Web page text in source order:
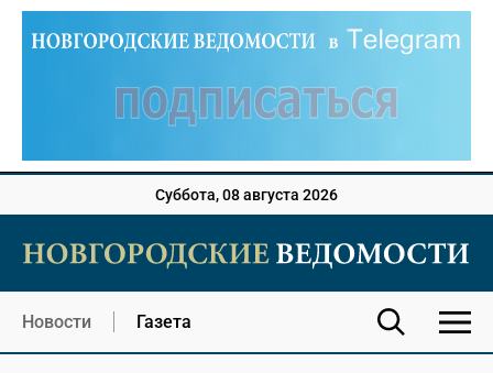
Суббота, 08 августа 2026
Новости Газета